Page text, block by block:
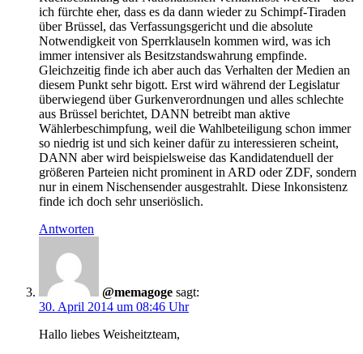
ich fürchte eher, dass es da dann wieder zu Schimpf-Tiraden
über Brüssel, das Verfassungsgericht und die absolute
Notwendigkeit von Sperrklauseln kommen wird, was ich
immer intensiver als Besitzstandswahrung empfinde.
Gleichzeitig finde ich aber auch das Verhalten der Medien an
diesem Punkt sehr bigott. Erst wird während der Legislatur
überwiegend über Gurkenverordnungen und alles schlechte
aus Brüssel berichtet, DANN betreibt man aktive
Wählerbeschimpfung, weil die Wahlbeteiligung schon immer
so niedrig ist und sich keiner dafür zu interessieren scheint,
DANN aber wird beispielsweise das Kandidatenduell der
größeren Parteien nicht prominent in ARD oder ZDF, sondern
nur in einem Nischensender ausgestrahlt. Diese Inkonsistenz
finde ich doch sehr unseriöslich.
Antworten
@memagoge sagt:
30. April 2014 um 08:46 Uhr
Hallo liebes Weisheitzteam,